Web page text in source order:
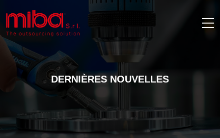
DERNIÈRES NOUVELLES